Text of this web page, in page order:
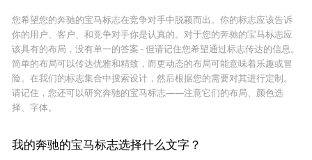
您希望您的奔驰的宝马标志在竞争对手中脱颖而出。你的标志应该告诉
你的用户、客户、和竞争对手你是认真的。对于您的奔驰的宝马标志应
该具有的布局，没有单一的答案 - 但请记住您希望通过标志传达的信息。
简单的布局可以传达优雅和精致，而更动态的布局可能意味着乐趣或冒
险。在我们的标志集合中搜索设计，然后根据您的需要对其进行定制。
请记住，您还可以研究奔驰的宝马标志——注意它们的布局、颜色选
择、字体。
我的奔驰的宝马标志选择什么文字？